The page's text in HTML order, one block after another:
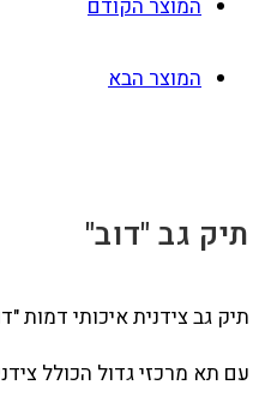
המוצר הקודם
המוצר הבא
תיק גב "דוב"
תיק גב צידנית איכותי דמות
עם תא מרכזי גדול הכולל צידנית , תא